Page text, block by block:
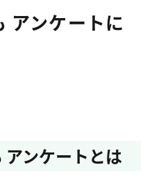
アンケートに
アンケートとは